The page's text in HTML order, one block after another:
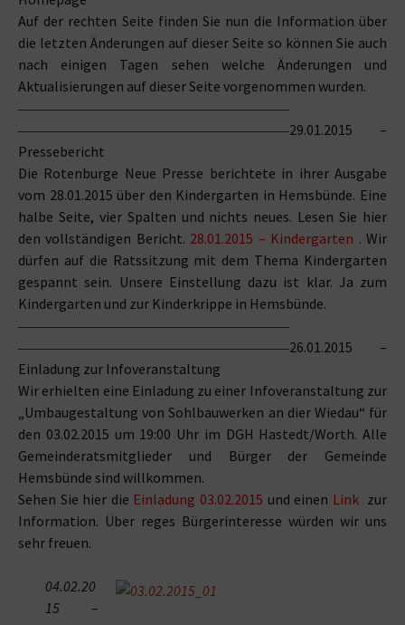
Auf der rechten Seite finden Sie nun die Information über
die letzten Änderungen auf dieser Seite so können Sie auch
nach einigen Tagen sehen welche Änderungen und
Aktualisierungen auf dieser Seite vorgenommen wurden.
29.01.2015 –
Pressebericht
Die Rotenburge Neue Presse berichtete in ihrer Ausgabe
vom 28.01.2015 über den Kindergarten in Hemsbünde. Eine
halbe Seite, vier Spalten und nichts neues. Lesen Sie hier
den vollständigen Bericht. 28.01.2015 – Kindergarten . Wir
dürfen auf die Ratssitzung mit dem Thema Kindergarten
gespannt sein. Unsere Einstellung dazu ist klar. Ja zum
Kindergarten und zur Kinderkrippe in Hemsbünde.
26.01.2015 –
Einladung zur Infoveranstaltung
Wir erhielten eine Einladung zu einer Infoveranstaltung zur
„Umbaugestaltung von Sohlbauwerken an dier Wiedau“ für
den 03.02.2015 um 19:00 Uhr im DGH Hastedt/Worth. Alle
Gemeinderatsmitglieder und Bürger der Gemeinde
Hemsbünde sind willkommen.
Sehen Sie hier die Einladung 03.02.2015 und einen Linkzur
Information. Über reges Bürgerinteresse würden wir uns
sehr freuen.
04.02.20
15 –